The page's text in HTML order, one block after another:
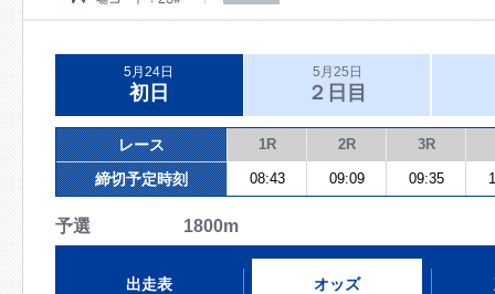
5月24日
初日
5月25日
２日目
レース 1R 2R 3R
締切予定時刻 08:43 09:09 09:35
予選 1800m
出走表 オッズ